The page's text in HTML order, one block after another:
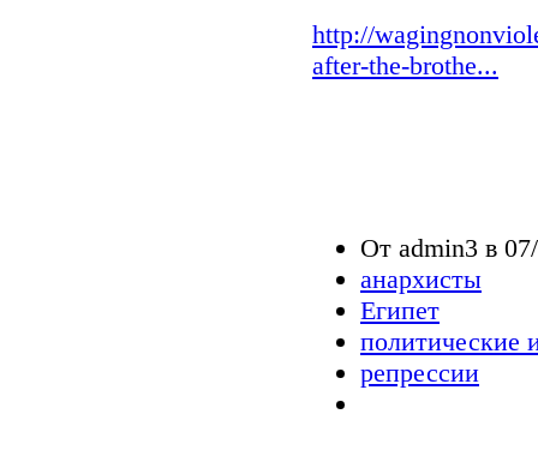
http://
after-the-brothe...
От admin3 в
анархисты
Египет
политические
репрессии